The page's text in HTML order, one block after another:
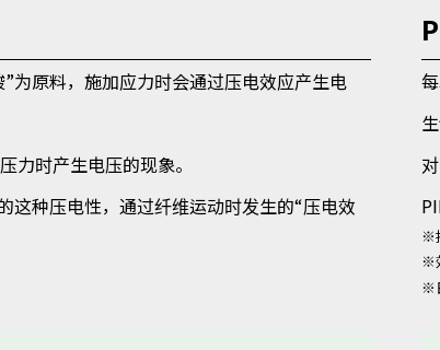
”为原料，施加应力时会通过压电效应产生电
力时产生电压的现象。
这种压电性，通过纤维运动时发生的“压电效
※
※
※